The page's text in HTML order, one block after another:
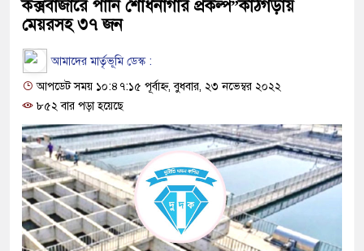
কক্সবাজারে পানি শোধনাগার প্রকল্প”কাঠগড়ায়
মেয়রসহ ৩৭ জন
আমাদের মার্তৃভূমি ডেস্ক :
আপডেট সময় ১০:৪৭:১৫ পূর্বাহ্ন, বুধবার, ২৩ নভেম্বর ২০২২
৮৫২ বার পড়া হয়েছে